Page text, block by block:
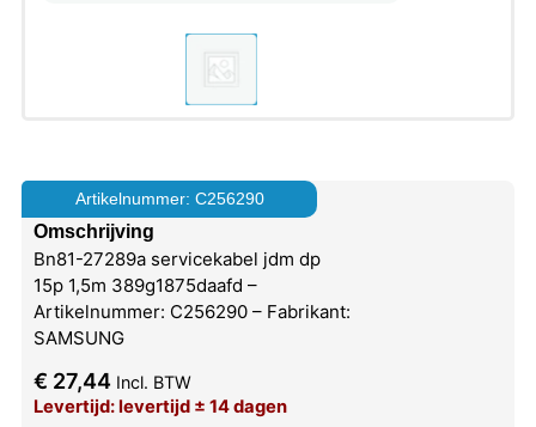
Artikelnummer: C256290
Omschrijving
Bn81-27289a servicekabel jdm dp
15p 1,5m 389g1875daafd –
Artikelnummer: C256290 – Fabrikant:
SAMSUNG
€ 27,44 Incl. BTW
Levertijd: levertijd ± 14 dagen